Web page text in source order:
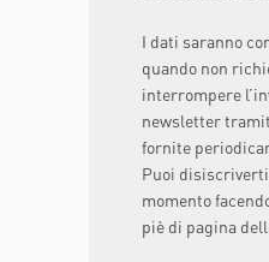
I dati saranno
quando non
interrompere
newsletter
fornite
Puoi
momento
piè di pagina